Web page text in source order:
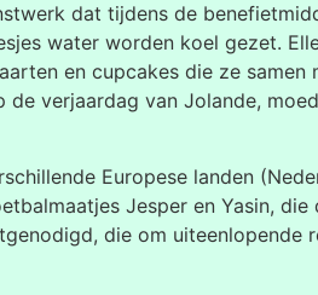
dat tijdens de
water worden koel gezet.
en cupcakes die ze samen
verjaardag van Jolande,
Europese landen
Jesper en Yasin, die
die om uiteenlopende